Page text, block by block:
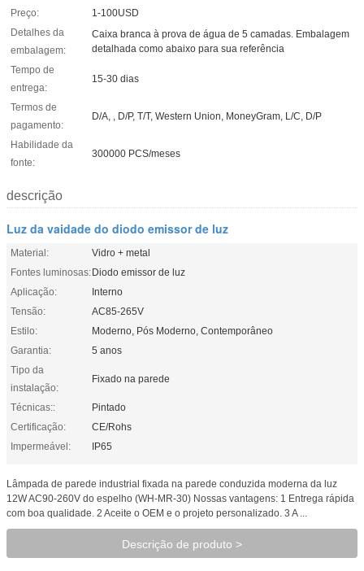
Preço:
1-100USD
Detalhes da
embalagem:
Caixa branca à prova de água de 5 camadas. Embalagem
detalhada como abaixo para sua referência
Tempo de
entrega:
15-30 dias
Termos de
pagamento:
D/A, , D/P, T/T, Western Union, MoneyGram, L/C, D/P
Habilidade da
fonte:
300000 PCS/meses
descrição
Luz da vaidade do diodo emissor de luz
Material:
Vidro + metal
Fontes luminosas:Diodo emissor de luz
Aplicação:
Interno
Tensão:
AC85-265V
Estilo:
Moderno, Pós Moderno, Contemporâneo
Garantia:
5 anos
Tipo da
instalação:
Fixado na parede
Técnicas::
Pintado
Certificação:
CE/Rohs
Impermeável:
IP65
Lâmpada de parede industrial fixada na parede conduzida moderna da luz
12W AC90-260V do espelho (WH-MR-30) Nossas vantagens: 1 Entrega rápida
com boa qualidade. 2 Aceite o OEM e o projeto personalizado. 3 A ...
Descrição de produto >